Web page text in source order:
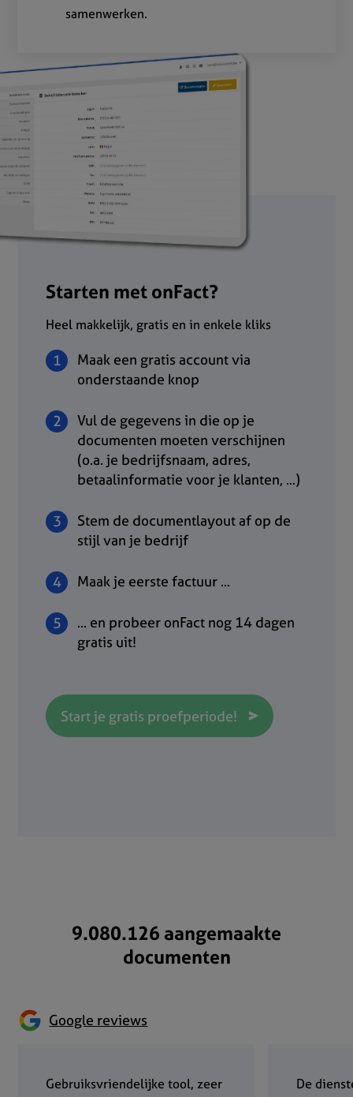
samenwerken.
Starten met onFact?
Heel makkelijk, gratis en in enkele kliks
Maak een gratis account via
onderstaande knop
Vul de gegevens in die op je
documenten moeten verschijnen
(o.a. je bedrijfsnaam, adres,
betaalinformatie voor je klanten, ...)
Stem de documentlayout af op de
stijl van je bedrijf
Maak je eerste factuur ...
... en probeer onFact nog 14 dagen
gratis uit!
Start je gratis proefperiode!
9.080.126 aangemaakte
documenten
Google reviews
Gebruiksvriendelijke tool, zeer
De